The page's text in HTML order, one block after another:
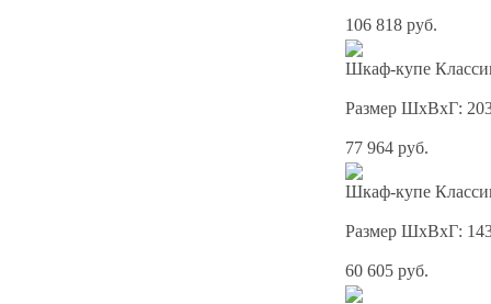
106 818 руб.
Шкаф-купе
Размер ШхВхГ:
77 964 руб.
Шкаф-купе
Размер ШхВхГ:
60 605 руб.